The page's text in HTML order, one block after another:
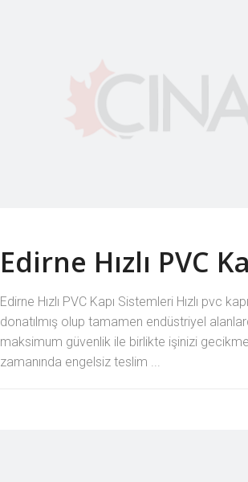
Edirne Hızlı PVC
Edirne Hızlı PVC Kapı Sistemleri Hızlı pvc
donatılmış olup tamamen endüstriyel
maksimum güvenlik ile birlikte işinizi
zamanında engelsiz teslim ...